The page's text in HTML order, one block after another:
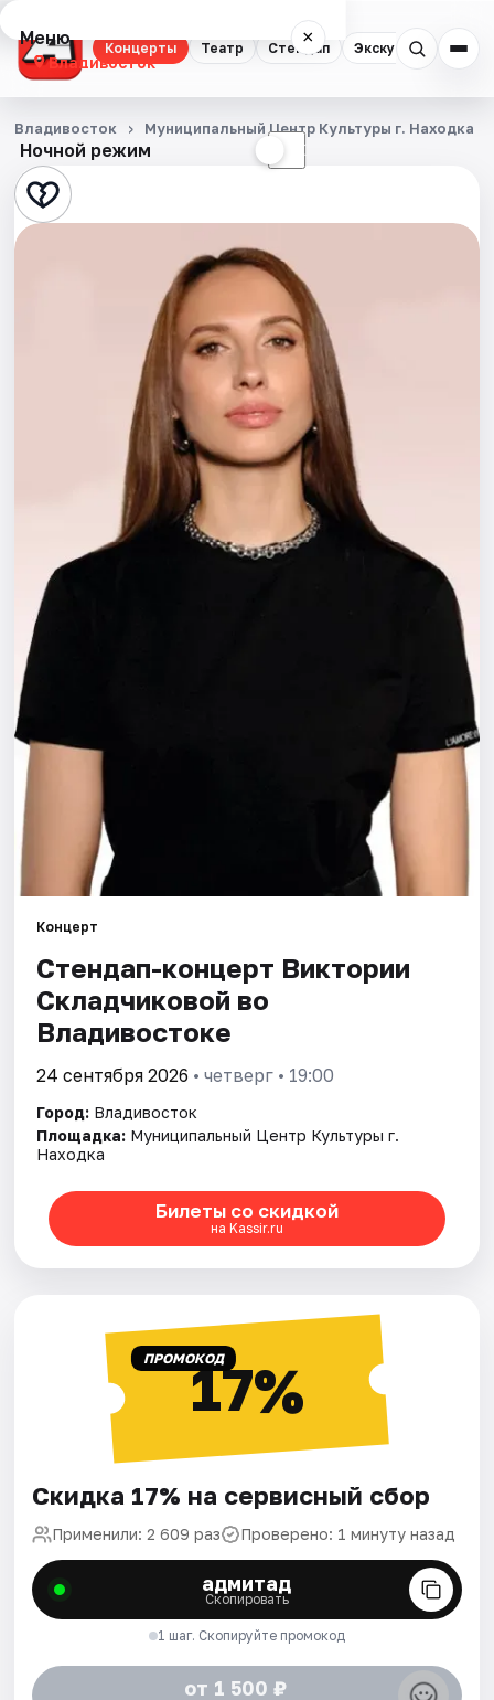
Концерты Театр Стендап Экскурсии
Меню ×
Владивосток
Концерты
Театр
Стендап
Артисты
Рейтинги
Ночной режим ☾
Владивосток Муниципальный Центр Культуры г. Находка
Концерт
Стендап-концерт Виктории
Складчиковой во
Владивостоке
24 сентября 2026 • четверг • 19:00
Город: Владивосток
Площадка: Муниципальный Центр Культуры г.
Находка
Билеты со скидкой
на Kassir.ru
ПРОМОКОД17%
Скидка 17% на сервисный сбор
Применили: 2 609 раз Проверено: 1 минуту назад
адмитад
Скопировать
1 шаг. Скопируйте промокод
от 1 500 ₽